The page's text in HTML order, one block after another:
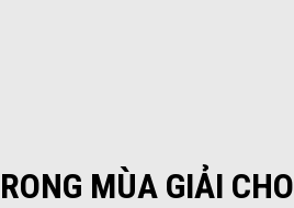
MÙA GIẢI CHO